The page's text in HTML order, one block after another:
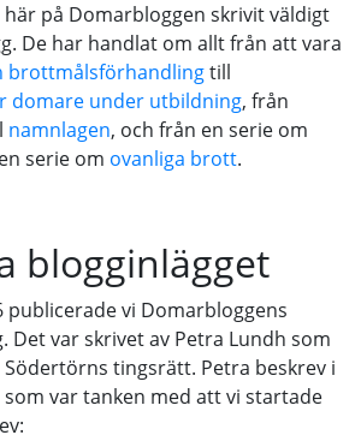
på Domarbloggen skrivit väldigt
De har handlat om allt från att vara
brottmålsförhandlingtill
domare under utbildning, från
namnlagen, och från en serie om
serie om ovanliga brott.
blogginlägget
publicerade vi Domarbloggens
Det var skrivet av Petra Lundh som
tingsrätt. Petra beskrev i
var tanken med att vi startade